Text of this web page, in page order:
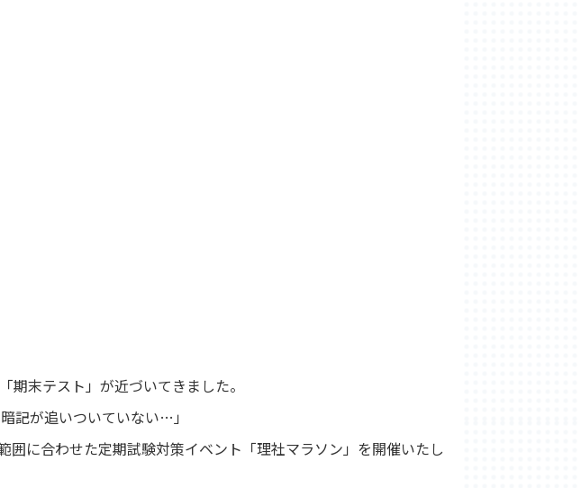
末テスト」が近づいてきました。
記が追いついていない…」
に合わせた定期試験対策イベント「理社マラソン」を開催いたし